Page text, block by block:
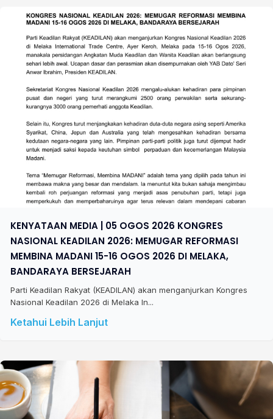
KENYATAAN MEDIA | 05 OGOS 2026 KONGRES
NASIONAL KEADILAN 2026: MEMUGAR REFORMASI
MEMBINA MADANI 15-16 OGOS 2026 DI MELAKA,
BANDARAYA BERSEJARAH
Parti Keadilan Rakyat (KEADILAN) akan menganjurkan Kongres
Nasional Keadilan 2026 di Melaka In...
Ketahui Lebih Lanjut